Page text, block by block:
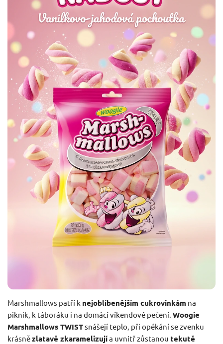
Marshmallows patří k nejoblíbenějším cukrovinkám na
piknik, k táboráku i na domácí víkendové pečení. Woogie
Marshmallows TWISTsnášejí teplo, při opékání se zvenku
krásnězlatavě zkaramelizujía uvnitř zůstanou tekutě